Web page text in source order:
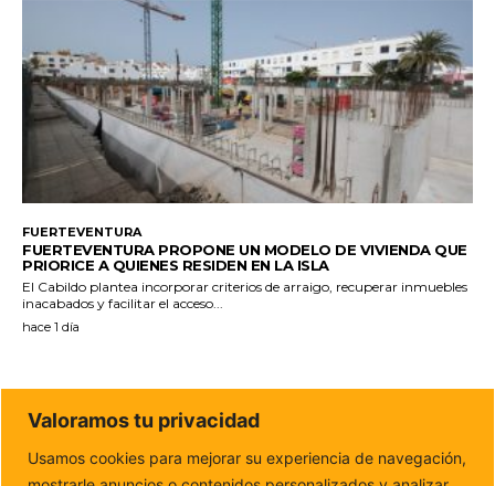
FUERTEVENTURA
FUERTEVENTURA PROPONE UN MODELO DE VIVIENDA QUE
PRIORICE A QUIENES RESIDEN EN LA ISLA
El Cabildo plantea incorporar criterios de arraigo, recuperar inmuebles
inacabados y facilitar el acceso...
hace 1 día